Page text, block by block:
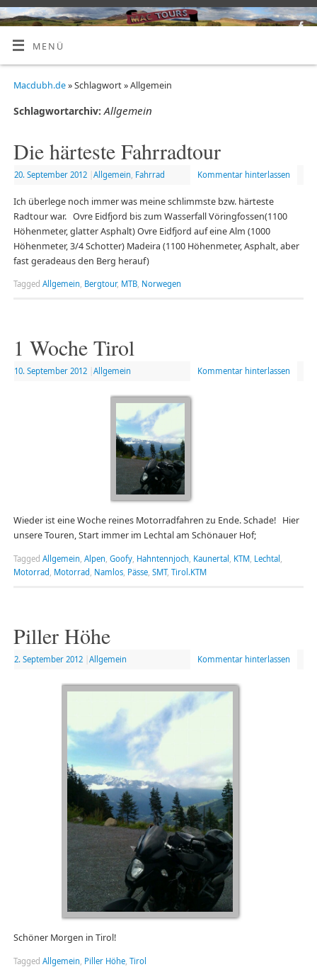
MENÜ
Macdubh.de» Schlagwort » Allgemein
Schlagwortarchiv: Allgemein
Die härteste Fahrradtour
20. September 2012 Allgemein Fahrrad Kommentar hinterlassen
Ich überlege noch immer was meine schlimmste bzw. härteste
Radtour war. Ovre Eidfjord bis zum Wasserfall Vöringfossen(1100
Höhenmeter, glatter Asphalt) Ovre Eidfjord auf eine Alm (1000
Höhenmeter, 3/4 Schotter) Madeira (1100 Höhenmeter, Asphalt, aber
fast geradeaus den Berg herauf)
Tagged Allgemein, Bergtour, MTB, Norwegen
1 Woche Tirol
10. September 2012 Allgemein Kommentar hinterlassen
Wieder ist eine Woche reines Motorradfahren zu Ende. Schade! Hier
unsere Touren, Start immer im Lechtal am Schönauer Hof;
Tagged Allgemein Alpen Goofy, Hahntennjoch Kaunertal KTM, Lechtal
Motorrad Motorrad Namlos, Pässe, SMT, Tirol.KTM
Piller Höhe
2. September 2012 Allgemein Kommentar hinterlassen
Schöner Morgen in Tirol!
Tagged Allgemein Piller Höhe, Tirol